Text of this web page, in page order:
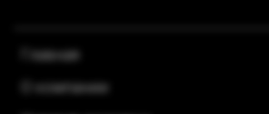
Главная
О компании